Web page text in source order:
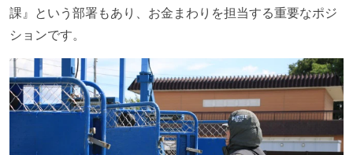
課』という部署もあり、お金まわりを担当する重要なポジ
ションです。